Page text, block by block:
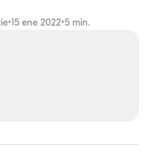
•15 ene 2022•5 min.